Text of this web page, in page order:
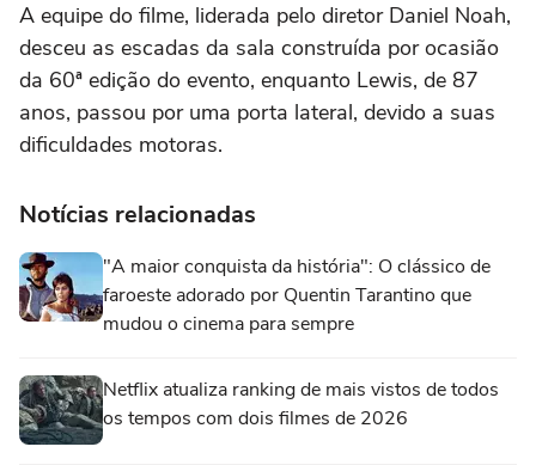
A equipe do filme, liderada pelo diretor Daniel Noah,
desceu as escadas da sala construída por ocasião
da 60ª edição do evento, enquanto Lewis, de 87
anos, passou por uma porta lateral, devido a suas
dificuldades motoras.
Notícias relacionadas
"A maior conquista da história": O clássico de
faroeste adorado por Quentin Tarantino que
mudou o cinema para sempre
Netflix atualiza ranking de mais vistos de todos
os tempos com dois filmes de 2026